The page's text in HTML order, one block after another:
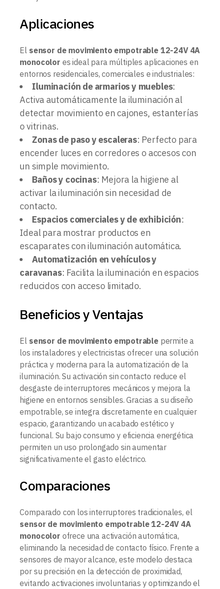
Aplicaciones
El sensor de movimiento empotrable 12-24V 4A
monocolor es ideal para múltiples aplicaciones en
entornos residenciales, comerciales e industriales:
Iluminación de armarios y muebles:
Activa automáticamente la iluminación al
detectar movimiento en cajones, estanterías
o vitrinas.
Zonas de paso y escaleras: Perfecto para
encender luces en corredores o accesos con
un simple movimiento.
Baños y cocinas: Mejora la higiene al
activar la iluminación sin necesidad de
contacto.
Espacios comerciales y de exhibición:
Ideal para mostrar productos en
escaparates con iluminación automática.
Automatización en vehículos y
caravanas: Facilita la iluminación en espacios
reducidos con acceso limitado.
Beneficios y Ventajas
El sensor de movimiento empotrable permite a
los instaladores y electricistas ofrecer una solución
práctica y moderna para la automatización de la
iluminación. Su activación sin contacto reduce el
desgaste de interruptores mecánicos y mejora la
higiene en entornos sensibles. Gracias a su diseño
empotrable, se integra discretamente en cualquier
espacio, garantizando un acabado estético y
funcional. Su bajo consumo y eficiencia energética
permiten un uso prolongado sin aumentar
significativamente el gasto eléctrico.
Comparaciones
Comparado con los interruptores tradicionales, el
sensor de movimiento empotrable 12-24V 4A
monocolor ofrece una activación automática,
eliminando la necesidad de contacto físico. Frente a
sensores de mayor alcance, este modelo destaca
por su precisión en la detección de proximidad,
evitando activaciones involuntarias y optimizando el